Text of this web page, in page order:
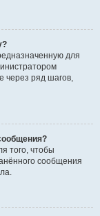
для
через ряд шагов,
того, чтобы
сообщения